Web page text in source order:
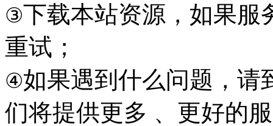
③下载本站资源，如果服
重试；
④如果遇到什么问题，请
们将提供更多 、更好的